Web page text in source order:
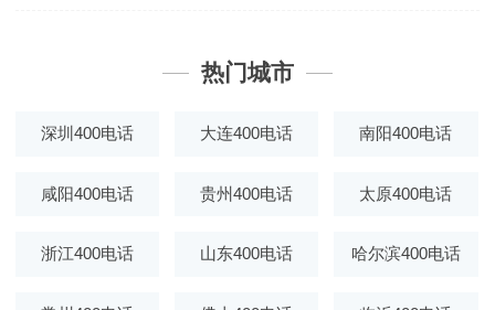
热门城市
深圳400电话 大连400电话 南阳400电话
咸阳400电话 贵州400电话 太原400电话
浙江400电话 山东400电话 哈尔滨400电话